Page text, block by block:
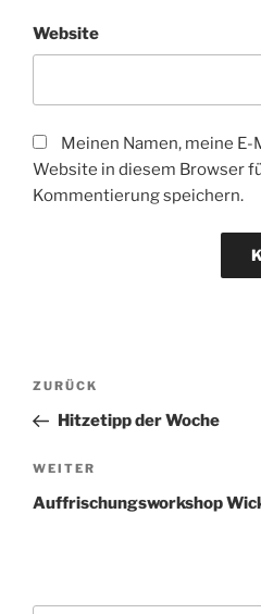
Website
Meinen Namen, meine
Website in diesem Browser
Kommentierung speichern.
Beitragsnavigation
Vorheriger
Beitrag
ZURÜCK
Hitzetipp der Woche
Nächster
Beitrag
WEITER
Auffrischungsworkshop